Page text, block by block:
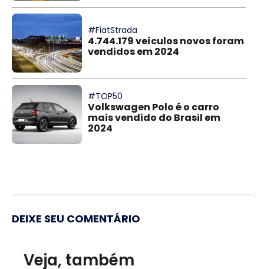
#FiatStrada
4.744.179 veículos novos foram
vendidos em 2024
#TOP50
Volkswagen Polo é o carro
mais vendido do Brasil em
2024
DEIXE SEU COMENTÁRIO
Veja, também